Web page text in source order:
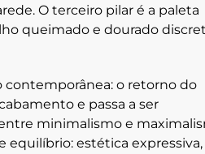
O terceiro pilar é a paleta
queimado e dourado
contemporânea: o retorno do
e passa a ser
minimalismo e
equilíbrio: estética expressiva,